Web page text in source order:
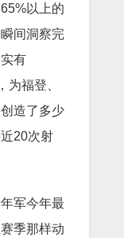
以上的
间洞察完
有
为福登、
造了多少
20次射
军今年最
季那样动